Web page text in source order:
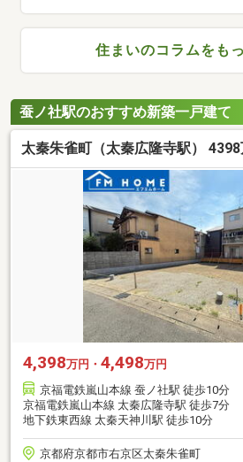
住まいのコラムをも
蚕ノ社駅のおすすめ新築一戸建て
太秦朱雀町（太秦広隆寺駅）
4,398万円・ 4,498万円
京福電鉄嵐山本線 蚕ノ社駅 徒歩10分
京福電鉄嵐山本線 太秦広隆寺駅 徒歩7分
地下鉄東西線 太秦天神川駅 徒歩10分
京都府京都市右京区太秦朱雀町